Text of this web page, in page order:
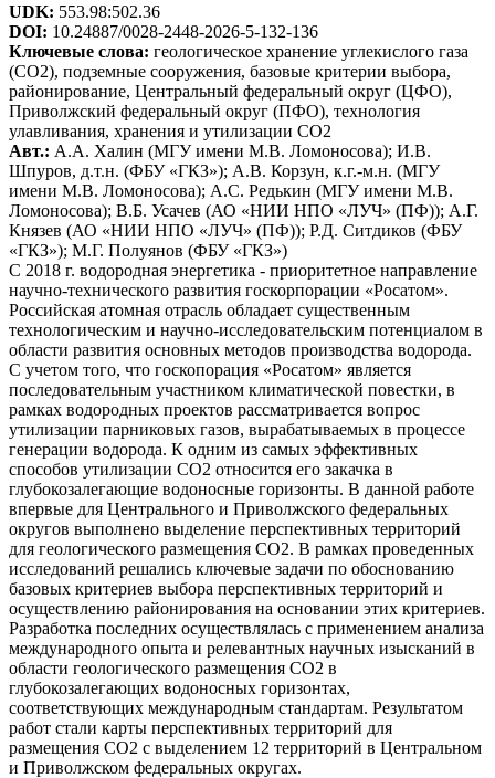
UDK: 553.98:502.36
DOI: 10.24887/0028-2448-2026-5-132-136
Ключевые слова: геологическое хранение углекислого газа
(СО2), подземные сооружения, базовые критерии выбора,
районирование, Центральный федеральный округ (ЦФО),
Приволжский федеральный округ (ПФО), технология
улавливания, хранения и утилизации СО2
Авт.: А.А. Халин (МГУ имени М.В. Ломоносова); И.В.
Шпуров, д.т.н. (ФБУ «ГКЗ»); А.В. Корзун, к.г.-м.н. (МГУ
имени М.В. Ломоносова); А.С. Редькин (МГУ имени М.В.
Ломоносова); В.Б. Усачев (АО «НИИ НПО «ЛУЧ» (ПФ)); А.Г.
Князев (АО «НИИ НПО «ЛУЧ» (ПФ)); Р.Д. Ситдиков (ФБУ
«ГКЗ»); М.Г. Полуянов (ФБУ «ГКЗ»)
С 2018 г. водородная энергетика - приоритетное направление
научно-технического развития госкорпорации «Росатом».
Российская атомная отрасль обладает существенным
технологическим и научно-исследовательским потенциалом в
области развития основных методов производства водорода.
С учетом того, что госкопорация «Росатом» является
последовательным участником климатической повестки, в
рамках водородных проектов рассматривается вопрос
утилизации парниковых газов, вырабатываемых в процессе
генерации водорода. К одним из самых эффективных
способов утилизации СО2 относится его закачка в
глубокозалегающие водоносные горизонты. В данной работе
впервые для Центрального и Приволжского федеральных
округов выполнено выделение перспективных территорий
для геологического размещения СО2. В рамках проведенных
исследований решались ключевые задачи по обоснованию
базовых критериев выбора перспективных территорий и
осуществлению районирования на основании этих критериев.
Разработка последних осуществлялась с применением анализа
международного опыта и релевантных научных изысканий в
области геологического размещения СО2 в
глубокозалегающих водоносных горизонтах,
соответствующих международным стандартам. Результатом
работ стали карты перспективных территорий для
размещения СО2 с выделением 12 территорий в Центральном
и Приволжском федеральных округах.